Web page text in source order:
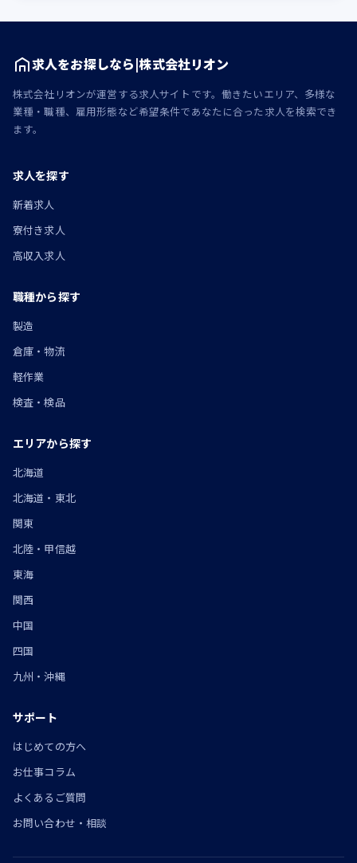
求人をお探しなら|株式会社リオン
株式会社リオンが運営する求人サイトです。働きたいエリア、多様な
業種・職種、雇用形態など希望条件であなたに合った求人を検索でき
ます。
求人を探す
新着求人
寮付き求人
高収入求人
職種から探す
製造
倉庫・物流
軽作業
検査・検品
エリアから探す
北海道
北海道・東北
関東
北陸・甲信越
東海
関西
中国
四国
九州・沖縄
サポート
はじめての方へ
お仕事コラム
よくあるご質問
お問い合わせ・相談